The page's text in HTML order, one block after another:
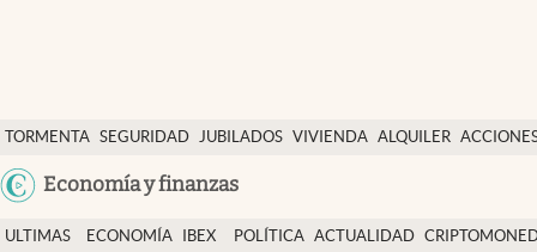
TORMENTA SEGURIDAD JUBILADOS VIVIENDA ALQUILER
Economía y finanzas
Economía y finanzas
Política
Actualidad
ULTIMAS
ECONOMÍA
IBEX
POLÍTICA ACTUALIDAD